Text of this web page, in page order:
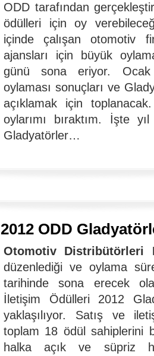
ODD tarafından
ödülleri için oy
içinde çalışan otomotiv
ajansları için büyük
günü sona eriyor.
oylaması sonuçları ve
açıklamak için
oylarımı bıraktım. İşte
Gladyatörler…
2012 ODD
Otomotiv Distribütörleri
düzenlediği ve oylama
tarihinde sona erecek
İletişim Ödülleri 2012
yaklaşılıyor. Satış ve
toplam 18 ödül sahiplerini
halka açık ve süpriz